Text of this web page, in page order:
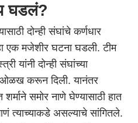
घडलं?
दोन्ही संघांचे कर्णधार
एक मजेशीर घटना घडली. टीम
यांनी दोन्ही संघांच्या
ओळख करून दिली. यानंतर
समोर नाणे घेण्यासाठी हात
त्याच्याकडे असल्याचे सांगितले.